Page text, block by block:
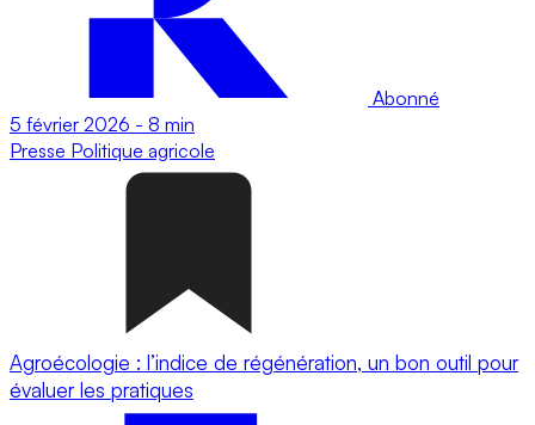
Abonné
5 février 2026 - 8 min
Presse Politique agricole
Agroécologie : l’indice de régénération, un bon outil pour
évaluer les pratiques